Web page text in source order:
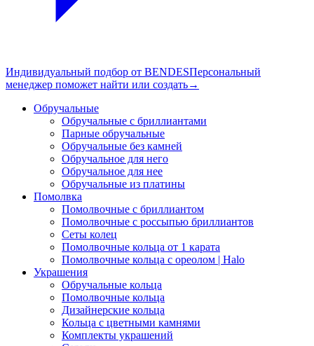
Индивидуальный подбор от BENDESПерсональный
менеджер поможет найти или создать→
Обручальные
Обручальные с бриллиантами
Парные обручальные
Обручальные без камней
Обручальное для него
Обручальное для нее
Обручальные из платины
Помолвка
Помолвочные с бриллиантом
Помолвочные с россыпью бриллиантов
Сеты колец
Помолвочные кольца от 1 карата
Помолвочные кольца с ореолом | Halo
Украшения
Обручальные кольца
Помолвочные кольца
Дизайнерские кольца
Кольца с цветными камнями
Комплекты украшений